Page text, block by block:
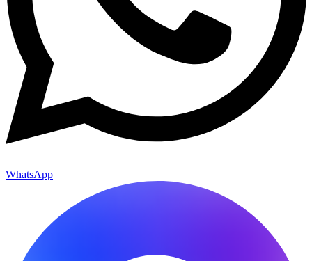
WhatsApp